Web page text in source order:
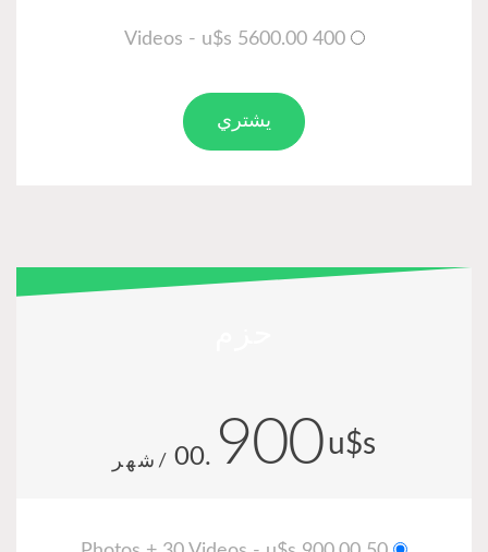
400 Videos - u$s 5600.00
يشتري
u$s
900
.00 /شهر